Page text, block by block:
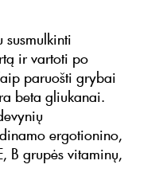
ir vartoti po
paruošti grybai
beta gliukanai.
ergotionino,
B grupės vitaminų,